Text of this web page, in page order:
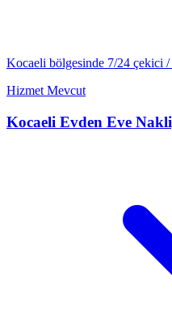
Kocaeli bölgesinde 7/24 çekici /
Hizmet Mevcut
Kocaeli Evden Eve